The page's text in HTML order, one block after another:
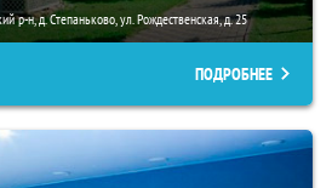
р-н, д. Степаньково, ул. Рождественская, д. 25
ПОДРОБНЕЕ